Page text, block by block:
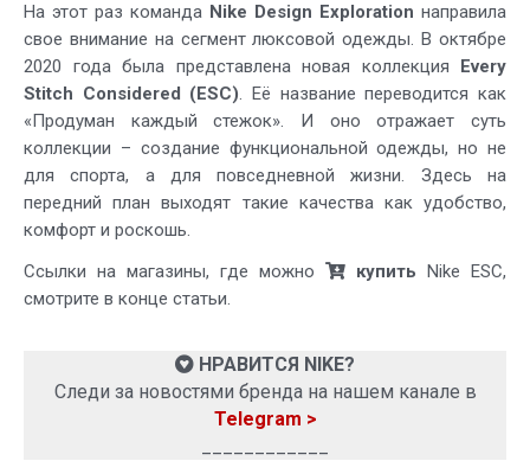
На этот раз команда Nike Design Exploration направила
свое внимание на сегмент люксовой одежды. В октябре
2020 года была представлена новая коллекция Every
Stitch Considered (ESC). Её название переводится как
«Продуман каждый стежок». И оно отражает суть
коллекции – создание функциональной одежды, но не
для спорта, а для повседневной жизни. Здесь на
передний план выходят такие качества как удобство,
комфорт и роскошь.
Ссылки на магазины, где можно
купить Nike ESC,
смотрите в конце статьи.
НРАВИТСЯ NIKE?
Следи за новостями бренда на нашем канале в
Telegram >